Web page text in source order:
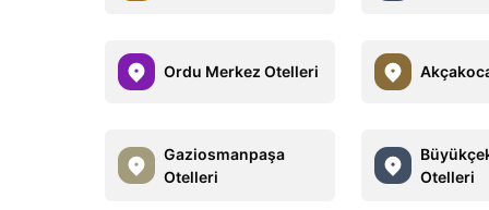
Ordu Merkez Otelleri
Gaziosmanpaşa
Otelleri
Otelleri